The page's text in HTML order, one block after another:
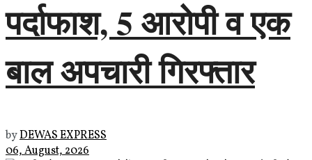
पर्दाफाश, 5 आरोपी व एक
बाल अपचारी गिरफ्तार
byDEWAS EXPRESS
06, August, 2026